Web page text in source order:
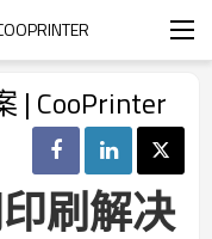
| CooPrinter
刷解决